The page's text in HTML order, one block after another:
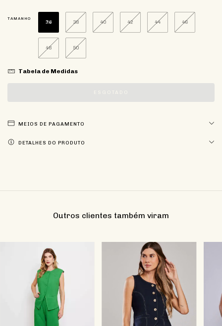
TAMANHO
36 38 40 42 44 46
48 50
Tabela de Medidas
MEIOS DE PAGAMENTO
DETALHES DO PRODUTO
Outros clientes também viram